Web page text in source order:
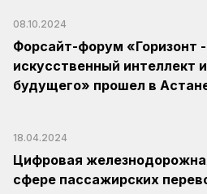
08.10.2024
Форсайт-форум «Горизонт
искусственный интеллект
будущего» прошел в
18.04.2024
Цифровая
сфере пассажирских